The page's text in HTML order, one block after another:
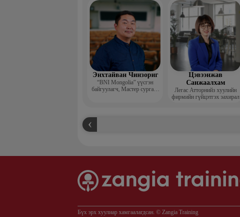
Энхтайван Чинзориг
“BNI Mongolia” үүсгэн
байгуулагч, Мастер сургагч
Цэвээнжав
Санжаалхам
Легас Атторнийз хуулийн
фирмийн гүйцэтгэх захирал
Бүх эрх хуулиар хамгаалагдсан. © Zangia Training